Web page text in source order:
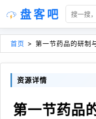
盘客吧
首页 > 第一节药品的研制
资源详情
第一节药品